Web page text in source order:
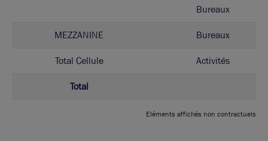
Bureaux
MEZZANINE Bureaux
Total Cellule Activités
Total
Eléments affichés non contractuels